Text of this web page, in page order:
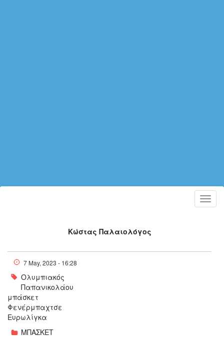
Κώστας Παλαιολόγος
7 May, 2023 - 16:28
Ολυμπιακός
Παπανικολάου
μπάσκετ
Φενέρμπαχτσε
Ευρωλίγκα
ΜΠΑΣΚΕΤ